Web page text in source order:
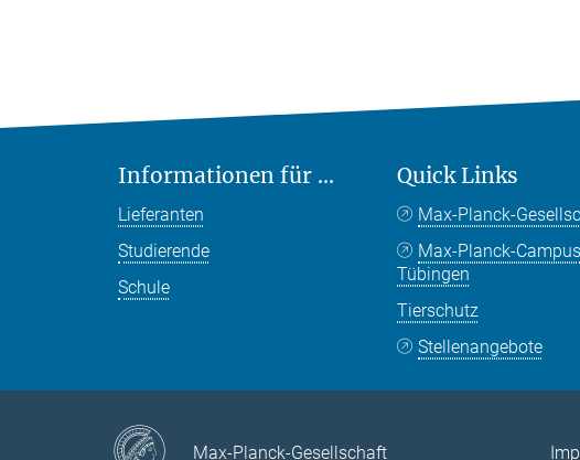
Informationen für ...
Lieferanten
Studierende
Schule
Quick Links
Max-Planck-
Max-Planck-Campus
Tübingen
Tierschutz
Stellenangebote
Max-Planck-Gesellschaft